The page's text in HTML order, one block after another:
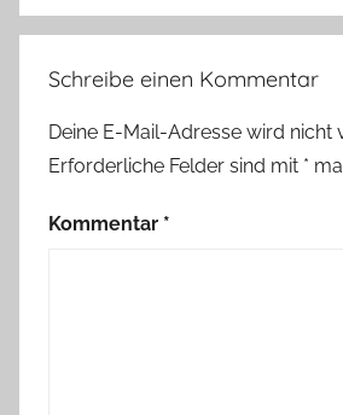
Schreibe einen Kommentar
Deine E-Mail-Adresse wird nicht
Erforderliche Felder sind mit *
Kommentar *